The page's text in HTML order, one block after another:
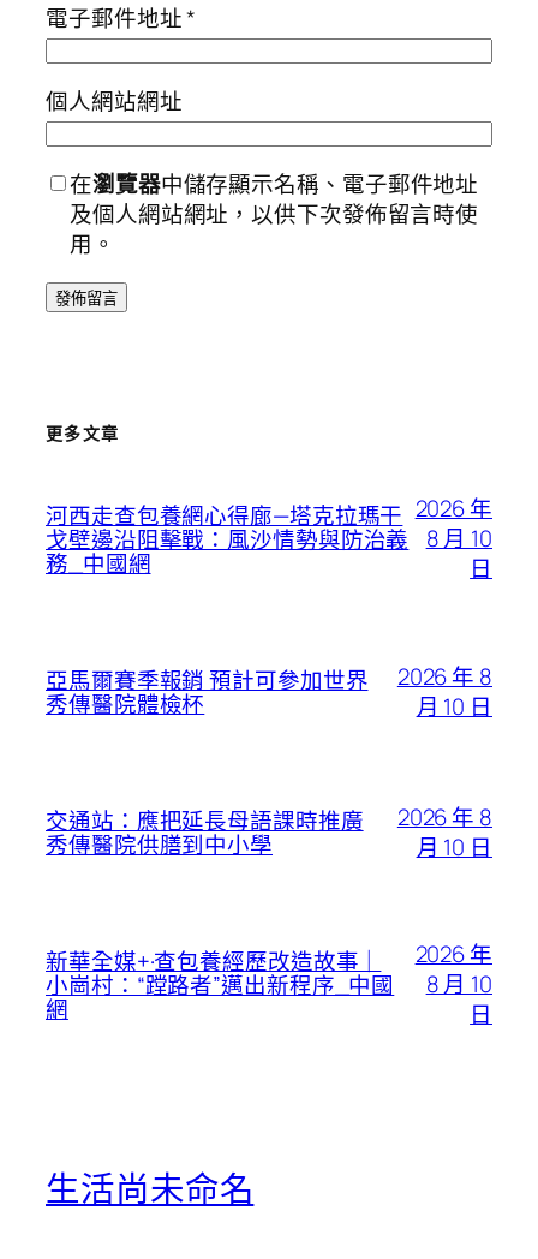
電子郵件地址*
個人網站網址
在瀏覽器中儲存顯示名稱、電子郵件地址
及個人網站網址，以供下次發佈留言時使
用。
更多文章
河西走查包養網心得廊—塔克拉瑪干
戈壁邊沿阻擊戰：風沙情勢與防治義
務_中國網
2026 年
8 月 10
日
亞馬爾賽季報銷 預計可參加世界
秀傳醫院體檢杯
2026 年 8
月 10 日
交通站：應把延長母語課時推廣
秀傳醫院供膳到中小學
2026 年 8
月 10 日
新華全媒+·查包養經歷改造故事｜
小崗村：“蹚路者”邁出新程序_中國
網
2026 年
8 月 10
日
生活尚未命名